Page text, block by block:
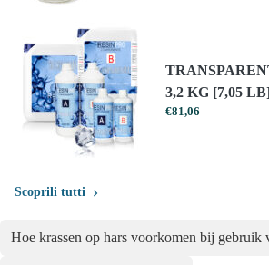
3,2 KG [7,05
€81,06
Scoprili tutti
Hoe krassen op hars voorkomen bij gebruik